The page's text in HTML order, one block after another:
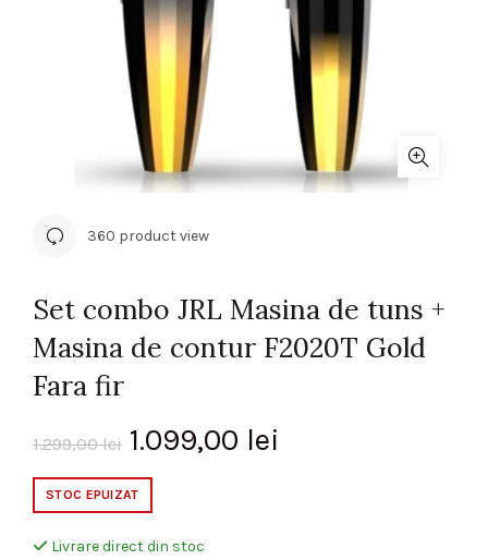
360 product view
Set combo JRL Masina de tuns +
Masina de contur F2020T Gold
Fara fir
1.299,00lei Prețul
inițial
a
1.099,00 lei
STOC EPUIZAT
Livrare direct din stoc